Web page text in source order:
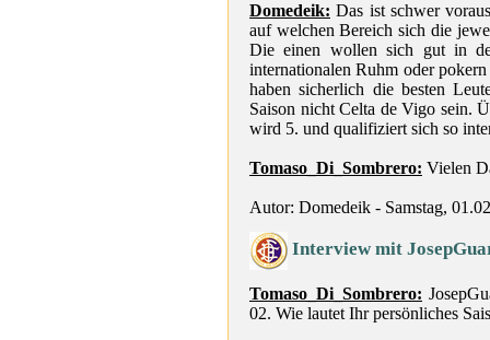
Domedeik: Das ist schwer
auf welchen Bereich sich die
Die einen wollen sich gut in
internationalen Ruhm oder
haben sicherlich die besten
Saison nicht Celta de Vigo sein.
wird 5. und qualifiziert sich so
Tomaso_Di_Sombrero: Vielen
Autor: Domedeik - Samstag,
Interview mit
Tomaso_Di_Sombrero:
02. Wie lautet Ihr persönliches